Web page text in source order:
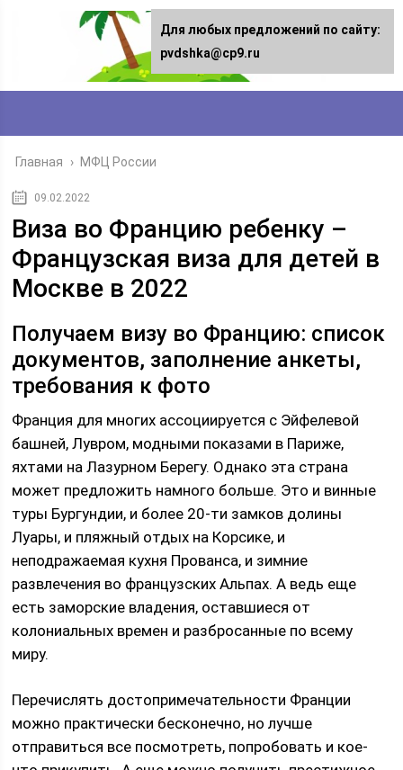
Главная › МФЦ России
09.02.2022
Виза во Францию ребенку –
Французская виза для детей в
Москве в 2022
Получаем визу во Францию: список
документов, заполнение анкеты,
требования к фото
Франция для многих ассоциируется с Эйфелевой
башней, Лувром, модными показами в Париже,
яхтами на Лазурном Берегу. Однако эта страна
может предложить намного больше. Это и винные
туры Бургундии, и более 20-ти замков долины
Луары, и пляжный отдых на Корсике, и
неподражаемая кухня Прованса, и зимние
развлечения во французских Альпах. А ведь еще
есть заморские владения, оставшиеся от
колониальных времен и разбросанные по всему
миру.
Перечислять достопримечательности Франции
можно практически бесконечно, но лучше
отправиться все посмотреть, попробовать и кое-
Для любых предложений по сайту:
pvdshka@cp9.ru